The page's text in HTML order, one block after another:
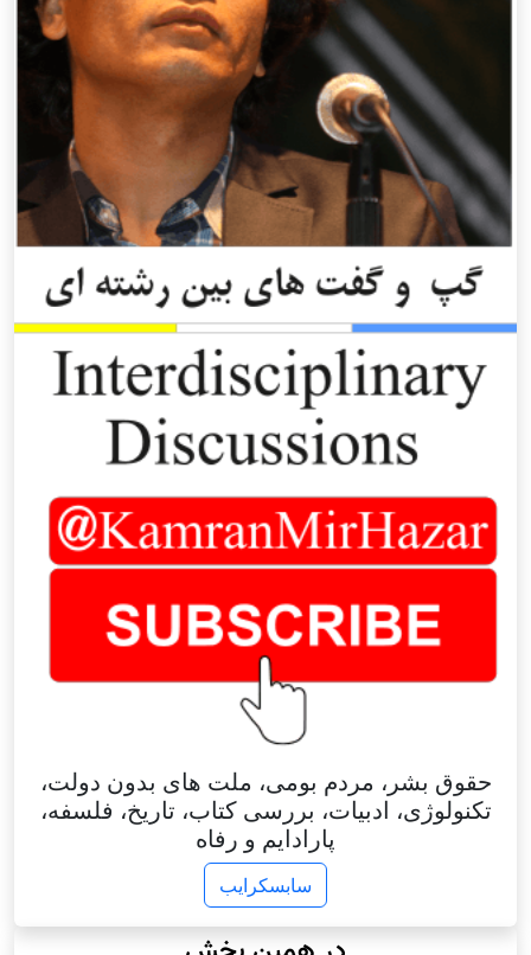
حقوق بشر، مردم بومی، ملت های بدون دولت،
تکنولوژی، ادبیات، بررسی کتاب، تاریخ، فلسفه،
پارادایم و رفاه
سابسکرایب